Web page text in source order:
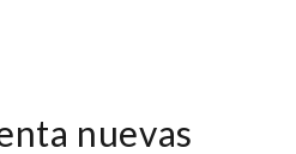
nuevas